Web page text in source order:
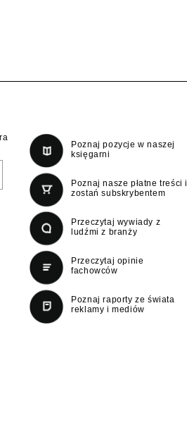
Poznaj pozycje w naszej
księgarni
Poznaj nasze płatne treści i
zostań subskrybentem
Przeczytaj wywiady z
ludźmi z branży
Przeczytaj opinie
fachowców
Poznaj raporty ze świata
reklamy i mediów